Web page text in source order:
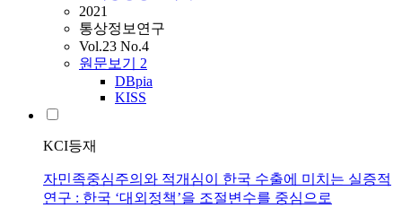
2021
통상정보연구
Vol.23 No.4
원문보기 2
DBpia
KISS
KCI등재
자민족중심주의와 적개심이 한국 수출에 미치는 실증적
연구 : 한국 ‘대외정책’을 조절변수를 중심으로